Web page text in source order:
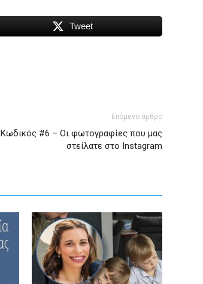
Tweet
Επόμενο άρθρο
Κωδικός #6 – Οι φωτογραφίες που μας
στείλατε στο Instagram